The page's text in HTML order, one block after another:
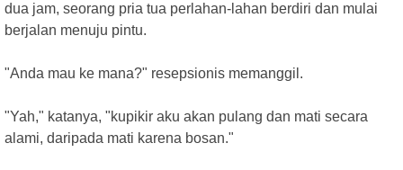
dua jam, seorang pria tua perlahan-lahan berdiri dan mulai
berjalan menuju pintu.
"Anda mau ke mana?" resepsionis memanggil.
"Yah," katanya, "kupikir aku akan pulang dan mati secara
alami, daripada mati karena bosan."